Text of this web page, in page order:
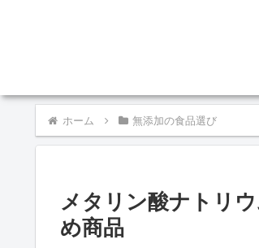
ホーム 無添加の食品選び
メタリン酸ナトリ
め商品